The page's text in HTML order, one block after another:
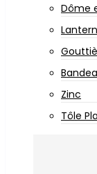
Dôme
Zinc
Tôle